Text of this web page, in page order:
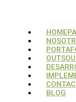
Menú
Menú
BLOG